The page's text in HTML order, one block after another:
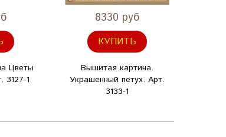
Цветы
3127-1
8330 руб
КУПИТЬ
Вышитая картина.
Украшенный петух. Арт.
3133-1